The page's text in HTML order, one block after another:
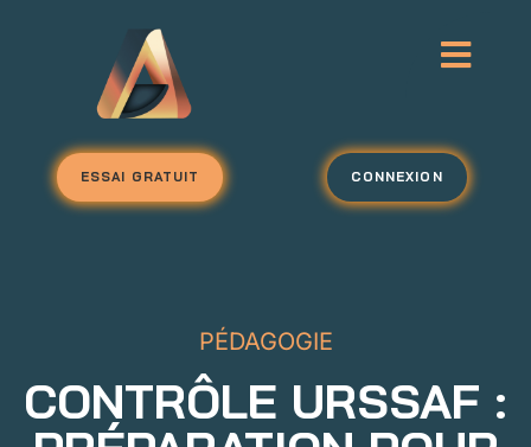
ESSAI GRATUIT CONNEXION
PÉDAGOGIE
CONTRÔLE URSSAF :